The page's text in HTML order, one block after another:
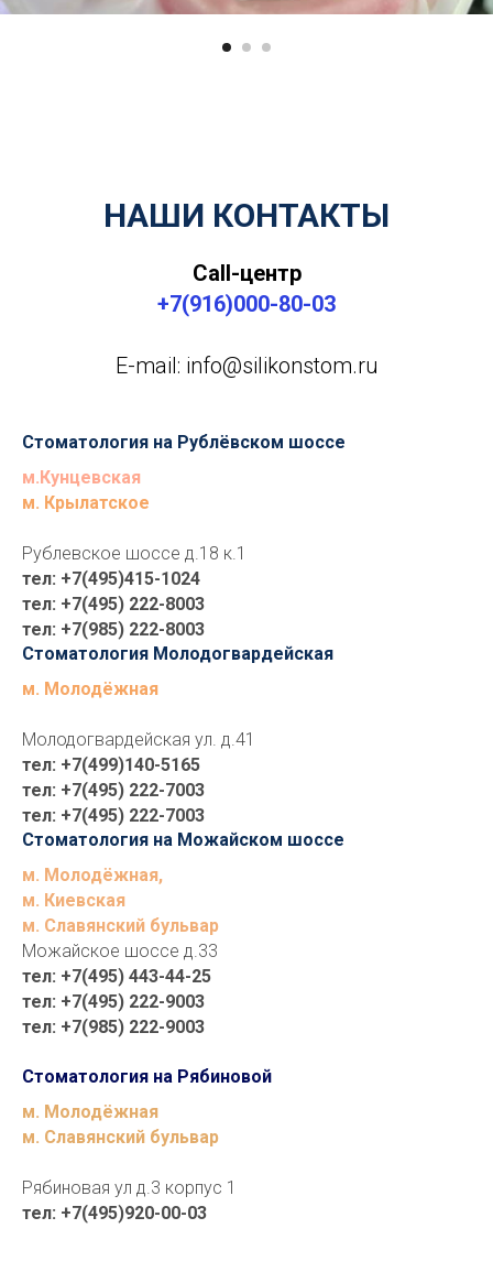
НАШИ КОНТАКТЫ
Call-центр
+7(916)000-80-03
E-mail: info@silikonstom.ru
Стоматология на Рублёвском шоссе
м.Кунцевская
м. Крылатское
Рублевское шоссе д.18 к.1
тел: +7(495)415-1024
тел: +7(495) 222-8003
тел: +7(985) 222-8003
Стоматология Молодогвардейская
м. Молодёжная
Молодогвардейская ул. д.41
тел: +7(499)140-5165
тел: +7(495) 222-7003
тел: +7(495) 222-7003
Стоматология на Можайском шоссе
м. Молодёжная,
м. Киевская
м. Славянский бульвар
Можайское шоссе д.33
тел: +7(495) 443-44-25
тел: +7(495) 222-9003
тел: +7(985) 222-9003
Стоматология на Рябиновой
м. Молодёжная
м. Славянский бульвар
Рябиновая ул д.3 корпус 1
тел: +7(495)920-00-03